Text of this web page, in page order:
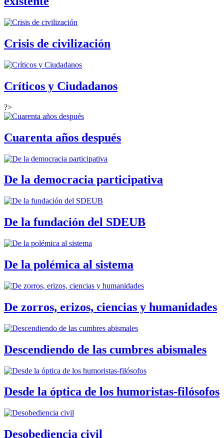
Crisis de civilización
Críticos y Ciudadanos
?>
Cuarenta años después
De la democracia participativa
De la fundación del SDEUB
De la polémica al sistema
De zorros, erizos, ciencias y humanidades
Descendiendo de las cumbres abismales
Desde la óptica de los humoristas-filósofos
Desobediencia civil